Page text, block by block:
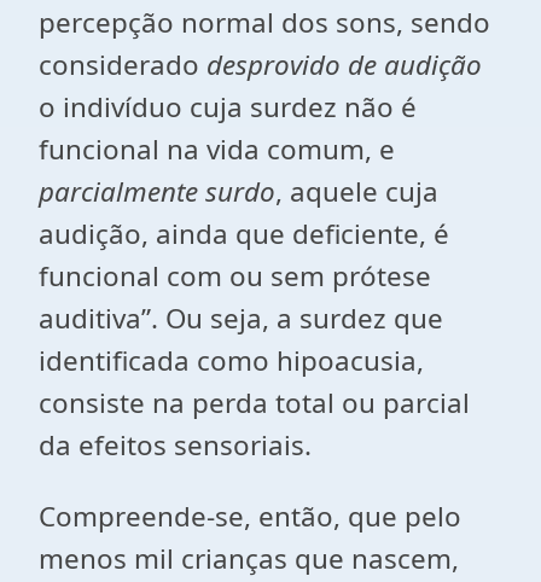
percepção normal dos sons, sendo
considerado desprovido de audição
o indivíduo cuja surdez não é
funcional na vida comum, e
parcialmente surdo, aquele cuja
audição, ainda que deficiente, é
funcional com ou sem prótese
auditiva”. Ou seja, a surdez que
identificada como hipoacusia,
consiste na perda total ou parcial
da efeitos sensoriais.
Compreende-se, então, que pelo
menos mil crianças que nascem,